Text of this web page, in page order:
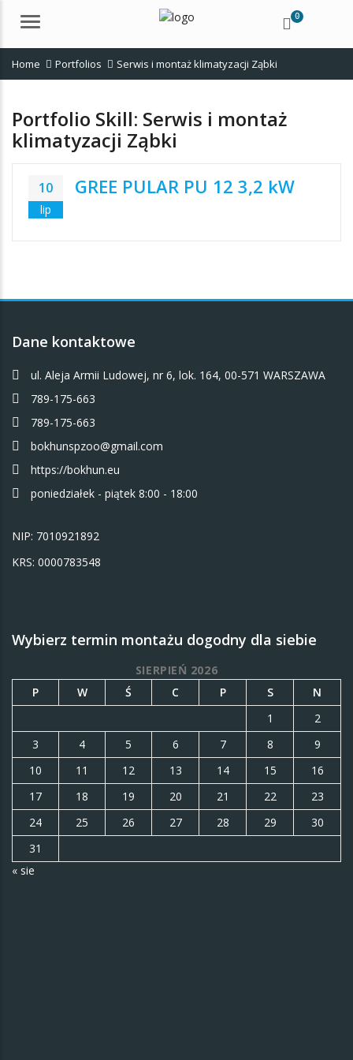
Menu 0
Home Portfolios Serwis i montaż klimatyzacji Ząbki
Portfolio Skill: Serwis i montaż
klimatyzacji Ząbki
10
lip
GREE PULAR PU 12 3,2 kW
Dane kontaktowe
ul. Aleja Armii Ludowej, nr 6, lok. 164, 00-571 WARSZAWA
789-175-663
789-175-663
bokhunspzoo@gmail.com
https://bokhun.eu
poniedziałek - piątek 8:00 - 18:00
NIP: 7010921892
KRS: 0000783548
Wybierz termin montażu dogodny dla siebie
SIERPIEŃ 2026
P
W Ś C P S
N
1
2
3
4 5 6 7 8
9
10
11 12 13 14 15
16
17
18 19 20 21 22
23
24
25 26 27 28 29
30
31
« sie